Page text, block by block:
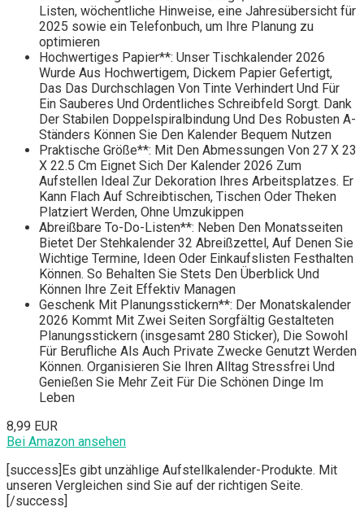
Listen, wöchentliche Hinweise, eine Jahresübersicht für
2025 sowie ein Telefonbuch, um Ihre Planung zu
optimieren
Hochwertiges Papier**: Unser Tischkalender 2026
Wurde Aus Hochwertigem, Dickem Papier Gefertigt,
Das Das Durchschlagen Von Tinte Verhindert Und Für
Ein Sauberes Und Ordentliches Schreibfeld Sorgt. Dank
Der Stabilen Doppelspiralbindung Und Des Robusten A-
Ständers Können Sie Den Kalender Bequem Nutzen
Praktische Größe**: Mit Den Abmessungen Von 27 X 23
X 22.5 Cm Eignet Sich Der Kalender 2026 Zum
Aufstellen Ideal Zur Dekoration Ihres Arbeitsplatzes. Er
Kann Flach Auf Schreibtischen, Tischen Oder Theken
Platziert Werden, Ohne Umzukippen
Abreißbare To-Do-Listen**: Neben Den Monatsseiten
Bietet Der Stehkalender 32 Abreißzettel, Auf Denen Sie
Wichtige Termine, Ideen Oder Einkaufslisten Festhalten
Können. So Behalten Sie Stets Den Überblick Und
Können Ihre Zeit Effektiv Managen
Geschenk Mit Planungsstickern**: Der Monatskalender
2026 Kommt Mit Zwei Seiten Sorgfältig Gestalteten
Planungsstickern (insgesamt 280 Sticker), Die Sowohl
Für Berufliche Als Auch Private Zwecke Genutzt Werden
Können. Organisieren Sie Ihren Alltag Stressfrei Und
Genießen Sie Mehr Zeit Für Die Schönen Dinge Im
Leben
8,99 EUR
Bei Amazon ansehen
[success]Es gibt unzählige Aufstellkalender-Produkte. Mit
unseren Vergleichen sind Sie auf der richtigen Seite.
[/success]